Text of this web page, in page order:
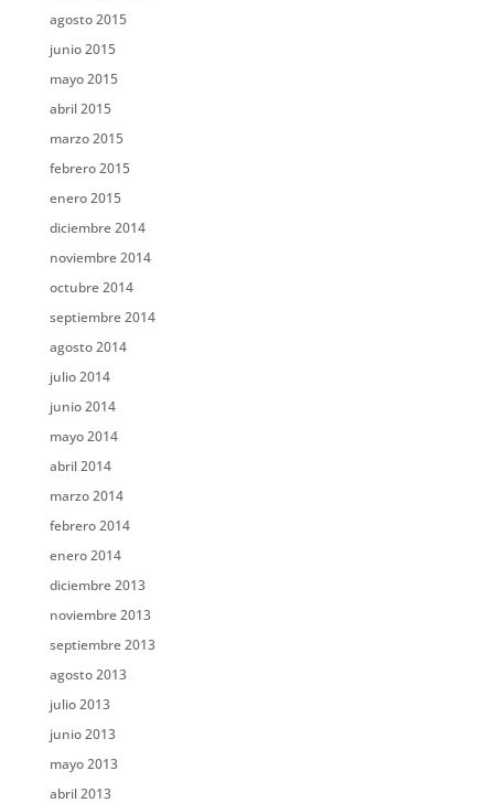
agosto 2015
junio 2015
mayo 2015
abril 2015
marzo 2015
febrero 2015
enero 2015
diciembre 2014
noviembre 2014
octubre 2014
septiembre 2014
agosto 2014
julio 2014
junio 2014
mayo 2014
abril 2014
marzo 2014
febrero 2014
enero 2014
diciembre 2013
noviembre 2013
septiembre 2013
agosto 2013
julio 2013
junio 2013
mayo 2013
abril 2013